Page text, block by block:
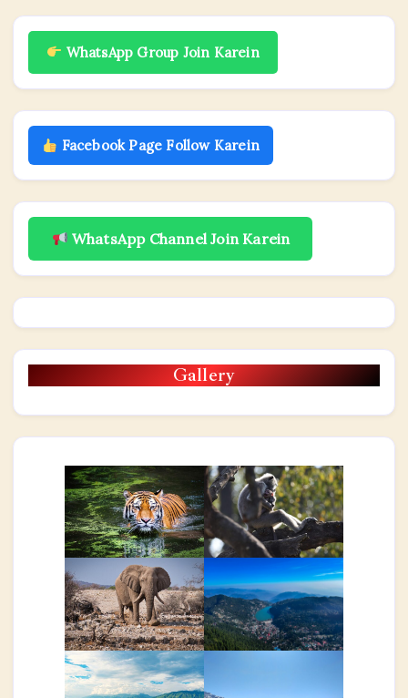
WhatsApp Group Join Karein
Facebook Page Follow Karein
WhatsApp Channel Join Karein
Gallery